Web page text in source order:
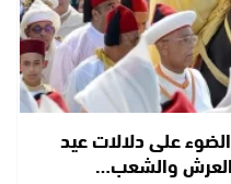
على دلالات عيد
العرش والشعب…